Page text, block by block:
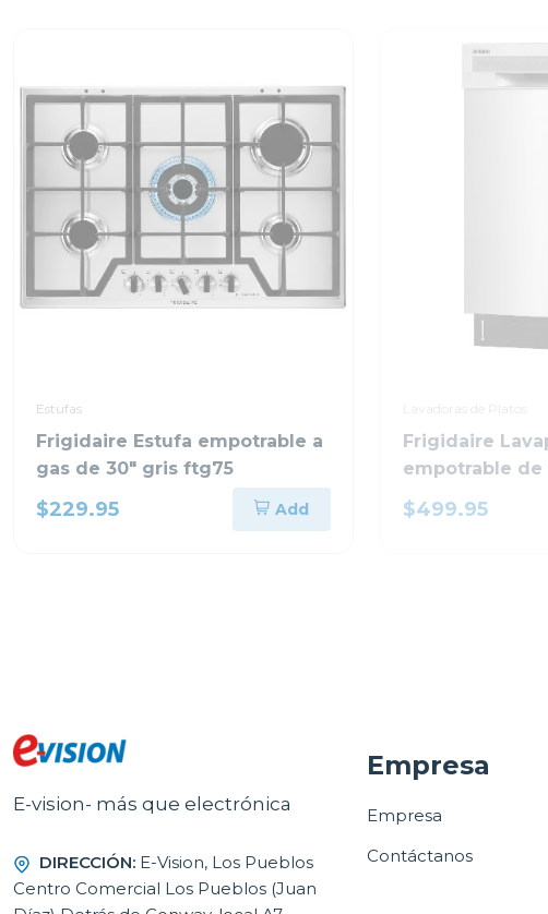
Estufas
Frigidaire Estufa empotrable a
gas de 30" gris ftg75
$229.95 Add
Frigidaire
empotrable de
$499.95
E-vision- más que electrónica
DIRECCIÓN: E-Vision, Los Pueblos
Centro Comercial Los Pueblos (Juan
Empresa
Empresa
Contáctanos